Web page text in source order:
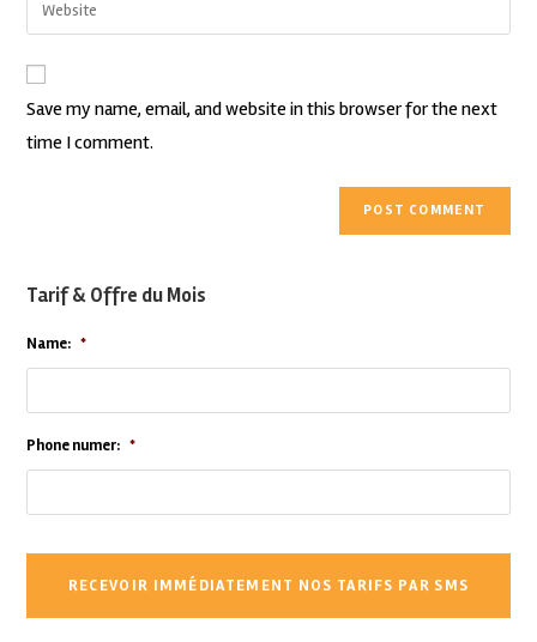
Save my name, email, and website in this browser for the next
time I comment.
Tarif & Offre du Mois
Name: *
Phone numer: *